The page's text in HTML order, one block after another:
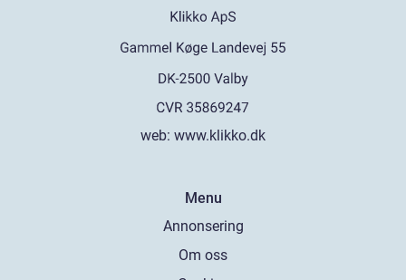
web: www.klikko.dk
Menu
Annonsering
Om oss